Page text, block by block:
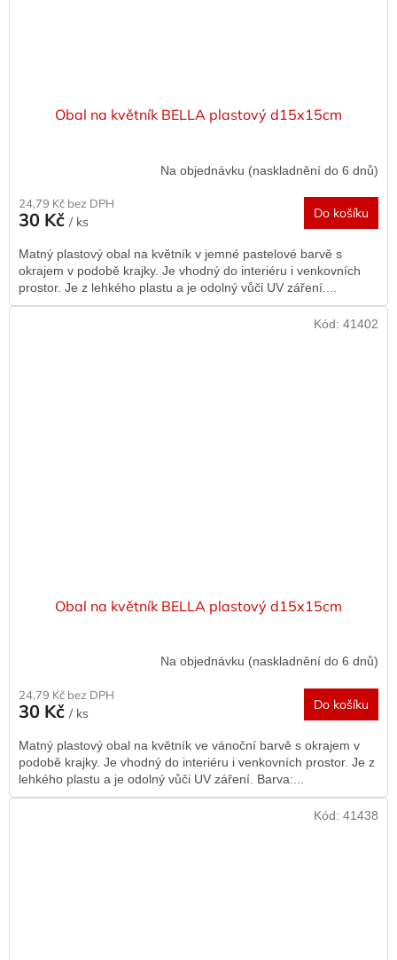
Obal na květník BELLA plastový d15x15cm
Na objednávku (naskladnění do 6 dnů)
24,79 Kč bez DPH
30 Kč / ks
Do košíku
Matný plastový obal na květník v jemné pastelové barvě s
okrajem v podobě krajky. Je vhodný do interiéru i venkovních
prostor. Je z lehkého plastu a je odolný vůči UV záření....
Obal na květník BELLA plastový d15x15cm
Na objednávku (naskladnění do 6 dnů)
24,79 Kč bez DPH
30 Kč / ks
Do košíku
Matný plastový obal na květník ve vánoční barvě s okrajem v
podobě krajky. Je vhodný do interiéru i venkovních prostor. Je z
lehkého plastu a je odolný vůči UV záření. Barva:...
Kód: 41402
Kód: 41438